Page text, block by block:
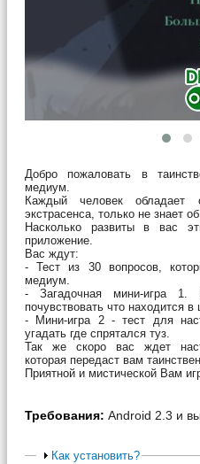
Добро пожаловать в
медиум.
Каждый человек обладает
экстрасенса, только не знает об
Насколько развиты в вас
приложение.
Вас ждут:
- Тест из 30 вопросов,
медиум.
- Загадочная мини-игра 1.
почувствовать что находится в
- Мини-игра 2 - тест для
угадать где спрятался туз.
Так же скоро вас ждет
которая передаст вам
Приятной и мистической Вам
Требования: Android 2.3 и
Как установить?